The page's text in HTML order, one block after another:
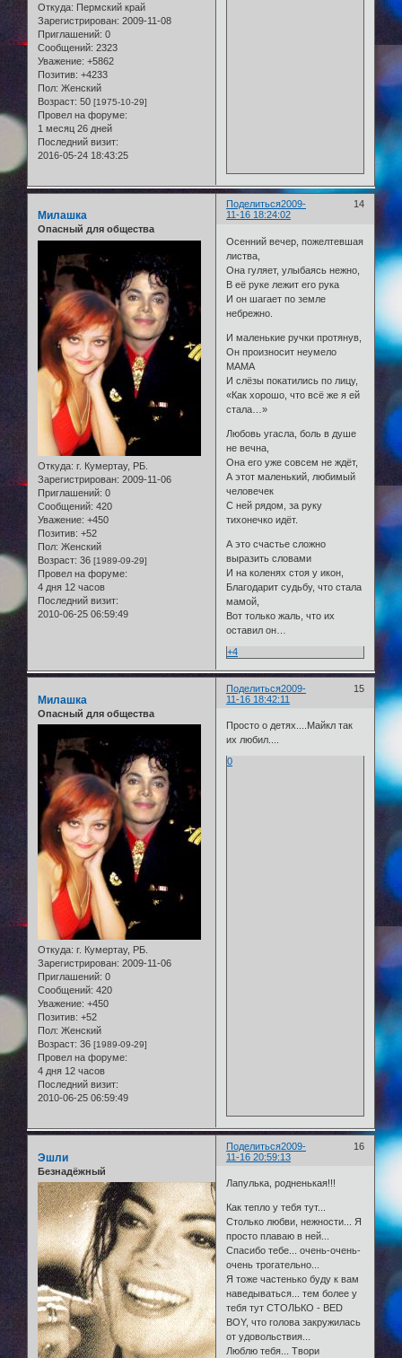
Откуда: Пермский край
Зарегистрирован: 2009-11-08
Приглашений: 0
Сообщений: 2323
Уважение: +5862
Позитив: +4233
Пол: Женский
Возраст: 50 [1975-10-29]
Провел на форуме:
1 месяц 26 дней
Последний визит:
2016-05-24 18:43:25
Поделиться 14
2009-
11-16 18:24:02
Милашка
Опасный для общества
Откуда: г. Кумертау, РБ.
Зарегистрирован: 2009-11-06
Приглашений: 0
Сообщений: 420
Уважение: +450
Позитив: +52
Пол: Женский
Возраст: 36 [1989-09-29]
Провел на форуме:
4 дня 12 часов
Последний визит:
2010-06-25 06:59:49
Осенний вечер, пожелтевшая
листва,
Она гуляет, улыбаясь нежно,
В её руке лежит его рука
И он шагает по земле
небрежно.
И маленькие ручки протянув,
Он произносит неумело
МАМА
И слёзы покатились по лицу,
«Как хорошо, что всё же я ей
стала…»
Любовь угасла, боль в душе
не вечна,
Она его уже совсем не ждёт,
А этот маленький, любимый
человечек
С ней рядом, за руку
тихонечко идёт.
А это счастье сложно
выразить словами
И на коленях стоя у икон,
Благодарит судьбу, что стала
мамой,
Вот только жаль, что их
оставил он…
+4
Поделиться 15
2009-
11-16 18:42:11
Милашка
Опасный для общества
Откуда: г. Кумертау, РБ.
Зарегистрирован: 2009-11-06
Приглашений: 0
Сообщений: 420
Уважение: +450
Позитив: +52
Пол: Женский
Возраст: 36 [1989-09-29]
Провел на форуме:
4 дня 12 часов
Последний визит:
2010-06-25 06:59:49
Просто о детях....Майкл так
их любил....
0
Поделиться 16
2009-
11-16 20:59:13
Эшли
Безнадёжный
Лапулька, родненькая!!!
Как тепло у тебя тут...
Столько любви, нежности... Я
просто плаваю в ней...
Спасибо тебе... очень-очень-
очень трогательно...
Я тоже частенько буду к вам
наведываться... тем более у
тебя тут СТОЛЬКО - BED
BOY, что голова закружилась
от удовольствия...
Люблю тебя... Твори